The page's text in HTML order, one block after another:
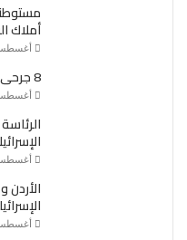
أملاك
أغسطس 6,
8 جرحى بغارات إسرائيلية على جنوب لبنان
أغسطس 6,
أغسطس 6,
أغسطس 6,